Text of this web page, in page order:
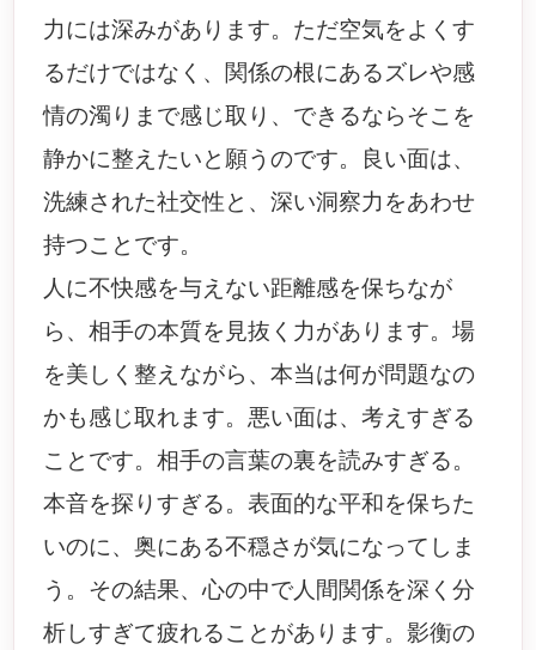
力には深みがあります。ただ空気をよくす
るだけではなく、関係の根にあるズレや感
情の濁りまで感じ取り、できるならそこを
静かに整えたいと願うのです。良い面は、
洗練された社交性と、深い洞察力をあわせ
持つことです。
人に不快感を与えない距離感を保ちなが
ら、相手の本質を見抜く力があります。場
を美しく整えながら、本当は何が問題なの
かも感じ取れます。悪い面は、考えすぎる
ことです。相手の言葉の裏を読みすぎる。
本音を探りすぎる。表面的な平和を保ちた
いのに、奥にある不穏さが気になってしま
う。その結果、心の中で人間関係を深く分
析しすぎて疲れることがあります。影衡の